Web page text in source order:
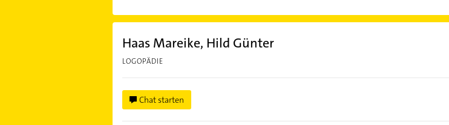
Haas Mareike, Hild Günter
LOGOPÄDIE
Chat starten